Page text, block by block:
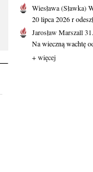
Wiesława (Sławka)
20 lipca 2026 r
Jarosław Marszall
Na wieczną wachtę
+ więcej